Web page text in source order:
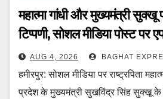
महात्मा गांधी और मुख्यमंत्री
टिप्पणी, सोशल मीडिया पोस्ट
AUG 4, 2026 BAGHAT
हमीरपुर: सोशल मीडिया पर राष्ट्रपिता
प्रदेश के मुख्यमंत्री सुखविंद्र सिंह सुक्खू